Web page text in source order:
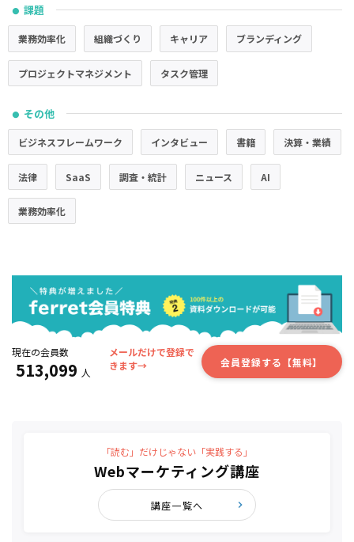
● 課題
業務効率化 組織づくり キャリア ブランディング
プロジェクトマネジメント タスク管理
● その他
ビジネスフレームワーク インタビュー 書籍 決算・業績
法律 SaaS 調査・統計 ニュース AI
業務効率化
現在の会員数
513,099 人
メールだけで登録で
きます→
会員登録する【無料】
「読む」だけじゃない「実践する」
Webマーケティング講座
講座一覧へ